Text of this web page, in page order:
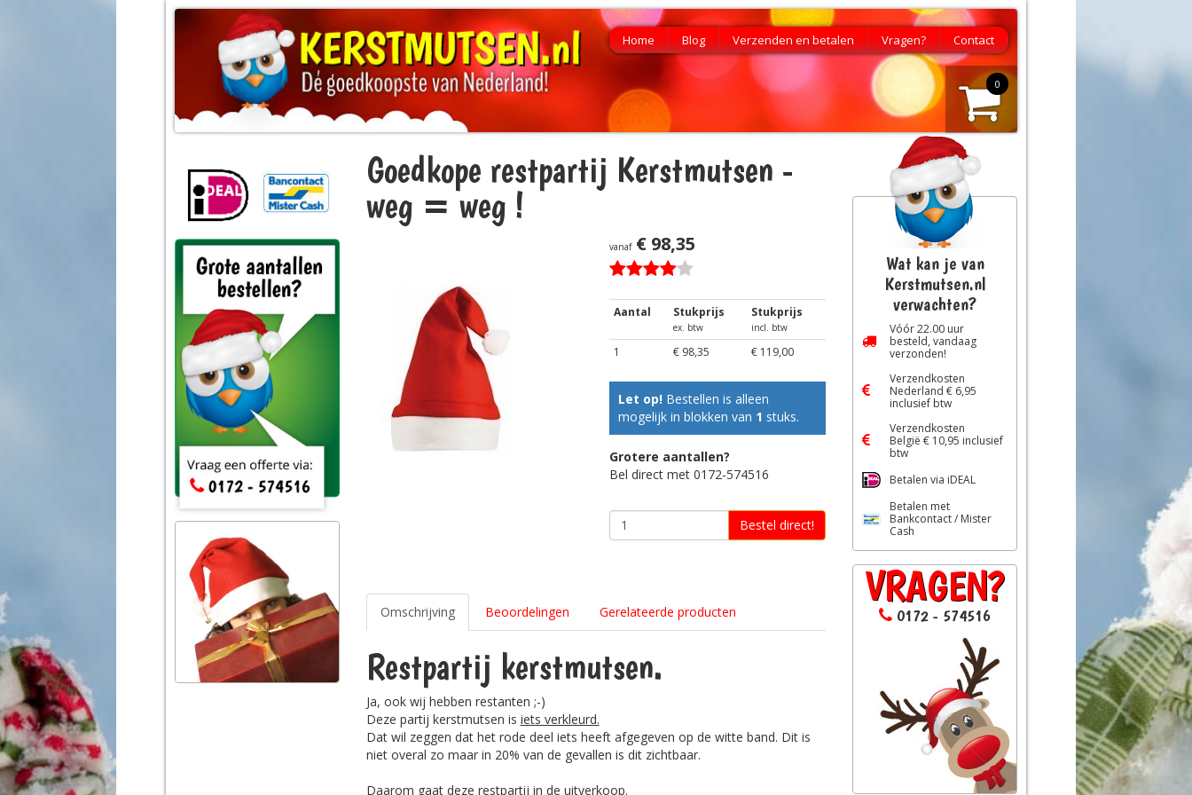
Home Blog Verzenden en betalen Vragen? Contact
0
Goedkope restpartij Kerstmutsen -
weg = weg !
vanaf€ 98,35
Aantal Stukprijs
ex. btw
Stukprijs
incl. btw
1 € 98,35 € 119,00
Let op!Bestellen is alleen
mogelijk in blokken van 1 stuks.
Grotere aantallen?
Bel direct met 0172-574516
Bestel direct!
Omschrijving Beoordelingen Gerelateerde producten
Restpartij kerstmutsen.
Ja, ook wij hebben restanten ;-)
Deze partij kerstmutsen is iets verkleurd.
Dat wil zeggen dat het rode deel iets heeft afgegeven op de witte band. Dit is
niet overal zo maar in 20% van de gevallen is dit zichtbaar.
Daarom gaat deze restpartij in de uitverkoop.
Wat kan je van
Kerstmutsen.nl
verwachten?
Vóór22.00 uur
besteld, vandaag
verzonden!
Verzendkosten
Nederland € 6,95
inclusief btw
Verzendkosten
België € 10,95 inclusief
btw
Betalen via iDEAL
Betalen met
Bankcontact / Mister
Cash
VRAGEN?
0172 - 574516